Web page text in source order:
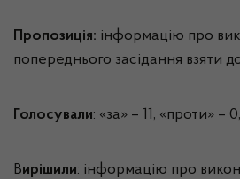
Пропозиція: інформацію про
попереднього засідання взяти
Голосували: «за» – 11, «проти» –
Вирішили: інформацію про